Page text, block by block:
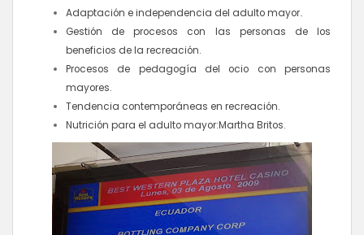
Adaptación e independencia del adulto mayor
Gestión de procesos con las personas de los
beneficios de la recreación.
Procesos de pedagogía del ocio con personas
mayores.
Tendencia contemporáneas en recreación.
Nutrición para el adulto mayor:Martha Britos.